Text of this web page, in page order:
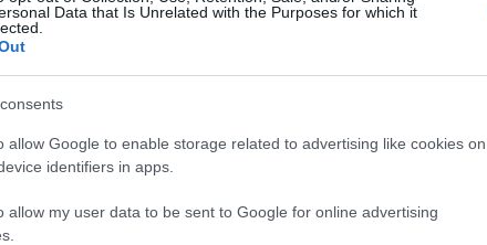
Data that Is Unrelated with the Purposes for which it
allow Google to enable storage related to advertising like cookies on
identifiers in apps.
allow my user data to be sent to Google for online advertising
azoknak
Akik szeretik az előtte-utána képeket,